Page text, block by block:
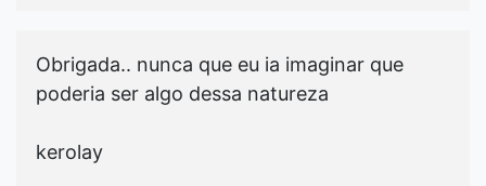
Obrigada.. nunca que eu ia imaginar que
poderia ser algo dessa natureza
kerolay